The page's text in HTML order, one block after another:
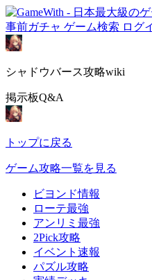
事前ガチャ ゲーム検索 ログ
シャドウバース攻略wiki
掲示板Q&A
トップに戻る
ゲーム攻略一覧を見る
ビヨンド情報
ローテ最強
アンリミ最強
2Pick攻略
イベント速報
パズル攻略